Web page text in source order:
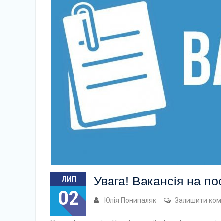
ЛИП
02
Увага! Вакансія на
Юлія Понипаляк Залишити